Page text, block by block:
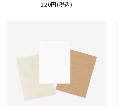
はんこ
220円(税込)